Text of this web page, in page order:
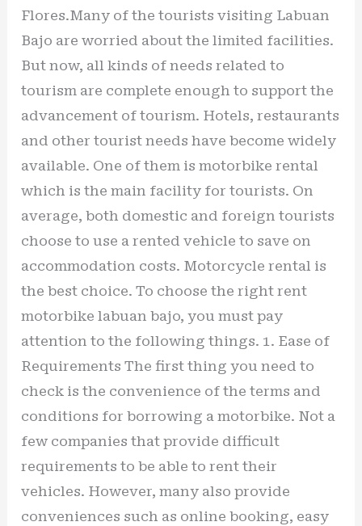
Flores.Many of the tourists visiting Labuan
Bajo are worried about the limited facilities.
But now, all kinds of needs related to
tourism are complete enough to support the
advancement of tourism. Hotels, restaurants
and other tourist needs have become widely
available. One of them is motorbike rental
which is the main facility for tourists. On
average, both domestic and foreign tourists
choose to use a rented vehicle to save on
accommodation costs. Motorcycle rental is
the best choice. To choose the right rent
motorbike labuan bajo, you must pay
attention to the following things. 1. Ease of
Requirements The first thing you need to
check is the convenience of the terms and
conditions for borrowing a motorbike. Not a
few companies that provide difficult
requirements to be able to rent their
vehicles. However, many also provide
conveniences such as online booking, easy